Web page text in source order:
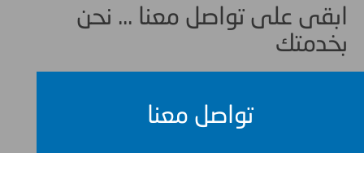
ابقى على تواصل معنا ... نحن
بخدمتك
تواصل معنا